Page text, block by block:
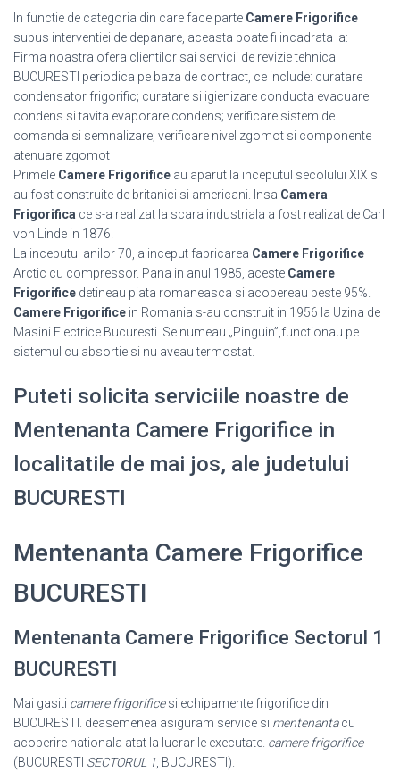
In functie de categoria din care face parte Camere Frigorifice
supus interventiei de depanare, aceasta poate fi incadrata la:
Firma noastra ofera clientilor sai servicii de revizie tehnica
BUCURESTI periodica pe baza de contract, ce include: curatare
condensator frigorific; curatare si igienizare conducta evacuare
condens si tavita evaporare condens; verificare sistem de
comanda si semnalizare; verificare nivel zgomot si componente
atenuare zgomot
Primele Camere Frigorifice au aparut la inceputul secolului XIX si
au fost construite de britanici si americani. Insa Camera
Frigorifica ce s-a realizat la scara industriala a fost realizat de Carl
von Linde in 1876.
La inceputul anilor 70, a inceput fabricarea Camere Frigorifice
Arctic cu compressor. Pana in anul 1985, aceste Camere
Frigorifice detineau piata romaneasca si acopereau peste 95%.
Camere Frigorifice in Romania s-au construit in 1956 la Uzina de
Masini Electrice Bucuresti. Se numeau „Pinguin”,functionau pe
sistemul cu absortie si nu aveau termostat.
Puteti solicita serviciile noastre de
Mentenanta Camere Frigorifice in
localitatile de mai jos, ale judetului
BUCURESTI
Mentenanta Camere Frigorifice
BUCURESTI
Mentenanta Camere Frigorifice Sectorul 1
BUCURESTI
Mai gasiti camere frigorificesi echipamente frigorifice din
BUCURESTI. deasemenea asiguram service si mentenantacu
acoperire nationala atat la lucrarile executate. camere frigorifice
(BUCURESTI SECTORUL 1 , BUCURESTI).